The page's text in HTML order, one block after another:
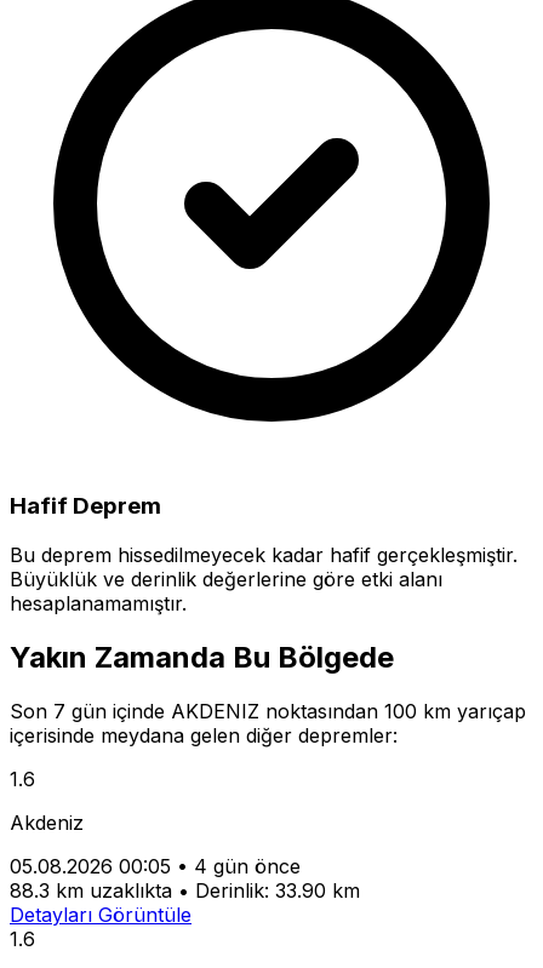
Hafif Deprem
Bu deprem hissedilmeyecek kadar hafif gerçekleşmiştir.
Büyüklük ve derinlik değerlerine göre etki alanı
hesaplanamamıştır.
Yakın Zamanda Bu Bölgede
Son 7 gün içinde AKDENIZ noktasından 100 km yarıçap
içerisinde meydana gelen diğer depremler:
1.6
Akdeniz
05.08.2026 00:05 • 4 gün önce
88.3 km uzaklıkta • Derinlik: 33.90 km
Detayları Görüntüle
1.6